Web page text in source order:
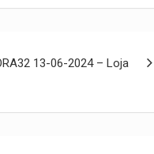
13-06-2024 – Loja